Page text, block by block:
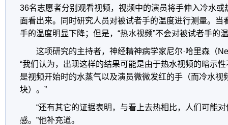
36名志愿者分别观看视频，视频中的演员将手伸入冷水
面看出来。同时研究人员对被试者手的温度进行测量。当
手的温度明显下降；但是，“热水视频”不会对被试者手的
这项研究的主持者，神经精神病学家尼尔·哈里森（
“我们认为，出现这样的结果可能是由于热水视频的暗示
是视频开始时的水蒸气以及演员微微发红的手（而冷水视
块）。”
“还有其它的证据表明，与看上去热相比，人们可能
感。”他补充道。